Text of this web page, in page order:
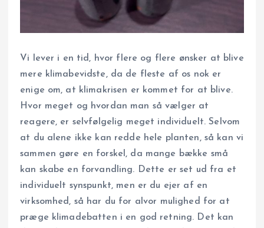
Vi lever i en tid, hvor flere og flere ønsker at blive
mere klimabevidste, da de fleste af os nok er
enige om, at klimakrisen er kommet for at blive.
Hvor meget og hvordan man så vælger at
reagere, er selvfølgelig meget individuelt. Selvom
at du alene ikke kan redde hele planten, så kan vi
sammen gøre en forskel, da mange bække små
kan skabe en forvandling. Dette er set ud fra et
individuelt synspunkt, men er du ejer af en
virksomhed, så har du for alvor mulighed for at
præge klimadebatten i en god retning. Det kan